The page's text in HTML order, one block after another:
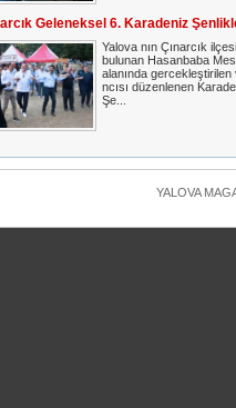
Geleneksel 6. Karadeniz
Yalova nın Çınarcık
bulunan Hasanbaba
alanında gercekleştirilen
ncısı düzenlenen
Şe...
YALOVA